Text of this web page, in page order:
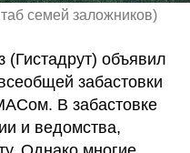
семей заложников)
объявил
забастовки
В забастовке
и ведомства,